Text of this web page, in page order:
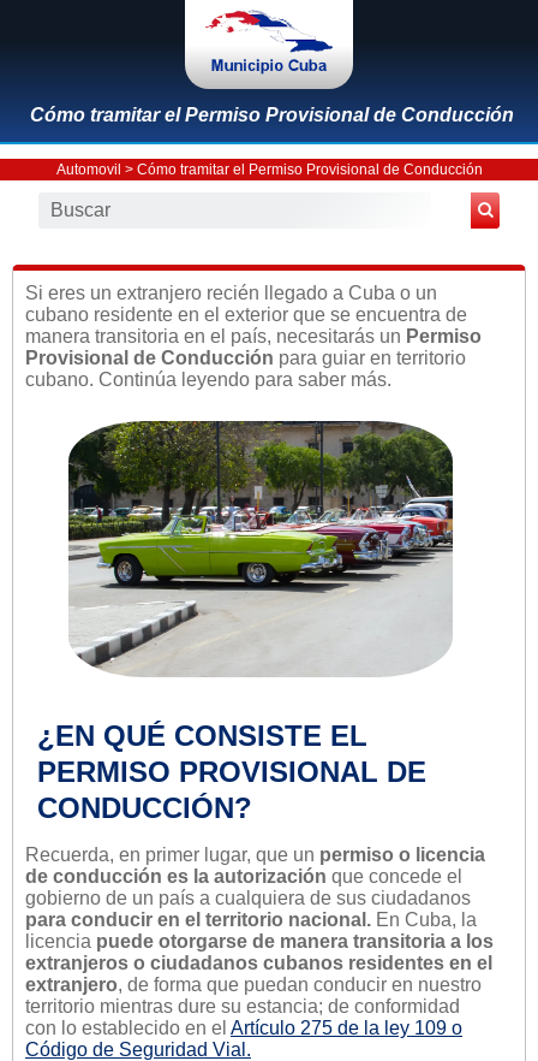
Cómo tramitar el Permiso Provisional de Conducción
Automovil > Cómo tramitar el Permiso Provisional de Conducción
Si eres un extranjero recién llegado a Cuba o un
cubano residente en el exterior que se encuentra de
manera transitoria en el país, necesitarás un Permiso
Provisional de Conducción para guiar en territorio
cubano. Continúa leyendo para saber más.
¿EN QUÉ CONSISTE EL
PERMISO PROVISIONAL DE
CONDUCCIÓN?
Recuerda, en primer lugar, que un permiso o licencia
de conducción es la autorización que concede el
gobierno de un país a cualquiera de sus ciudadanos
para conducir en el territorio nacional. En Cuba, la
licencia puede otorgarse de manera transitoria a los
extranjeros o ciudadanos cubanos residentes en el
extranjero, de forma que puedan conducir en nuestro
territorio mientras dure su estancia; de conformidad
con lo establecido en el Artículo 275 de la ley 109 o
Código de Seguridad Vial.